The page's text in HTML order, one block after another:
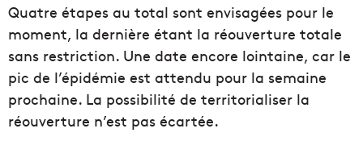
Quatre étapes au total sont envisagées pour le
moment, la dernière étant la réouverture totale
sans restriction. Une date encore lointaine, car le
pic de l’épidémie est attendu pour la semaine
prochaine. La possibilité de territorialiser la
réouverture n’est pas écartée.